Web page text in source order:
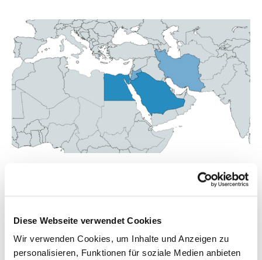
Diese Webseite verwendet Cookies
Wir verwenden Cookies, um Inhalte und Anzeigen zu
personalisieren, Funktionen für soziale Medien anbieten
Seit Gründung der „Exportinitiative Umweltschutz“ wurden 22
2022 vergeben.